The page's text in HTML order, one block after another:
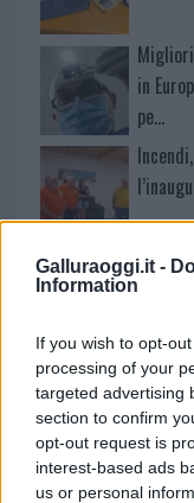
Galluraoggi.it -
Information
If you wish to opt-
processing of your
targeted advertising
section to confirm
opt-out request is
interest-based ads
us or personal
in
pe…
minori,
50mila